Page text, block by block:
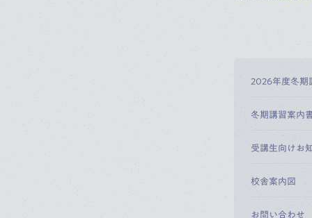
2026年度冬期
冬期講習案内
受講生向けお
校舎案内図
お問い合わせ